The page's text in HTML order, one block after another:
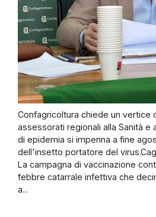
Confagricoltura chiede un vertice
assessorati regionali alla Sanità e
di epidemia si impenna a fine
dell'insetto portatore del
La campagna di vaccinazione
febbre catarrale infettiva che
a...